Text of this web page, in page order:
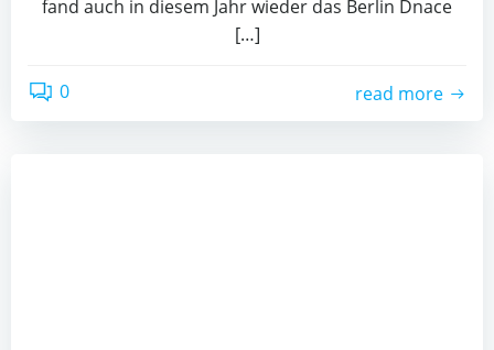
fand auch in die­sem Jahr wie­der das Ber­lin Dnace
[…]
0 read more